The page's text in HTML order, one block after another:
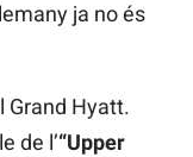
ja no és
Grand Hyatt.
de l’“Upper